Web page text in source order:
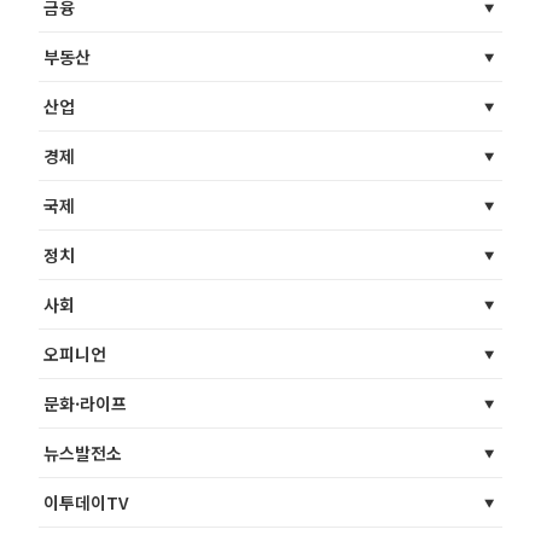
금융
부동산
산업
경제
국제
정치
사회
오피니언
문화·라이프
뉴스발전소
이투데이TV